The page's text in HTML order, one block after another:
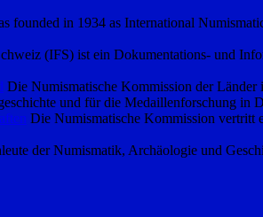
founded in 1934 as International
(IFS) ist ein Dokumentations- und
Die Numismatische Kommission der Länder
und für die Medaillenforschung in
Die Numismatische Kommission vertritt
der Numismatik, Archäologie und